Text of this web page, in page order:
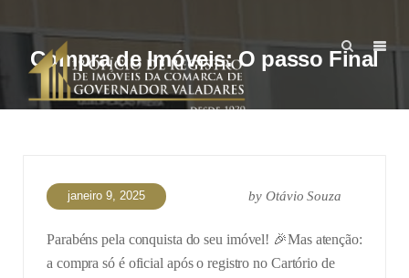
Compra de Imóveis: O passo Final
janeiro 9, 2025 byOtávio Souza
Parabéns pela conquista do seu imóvel! 🎉Mas atenção:
a compra só é oficial após o registro no Cartório de